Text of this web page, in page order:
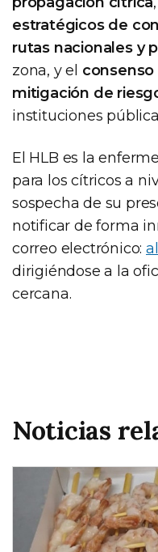
estratégicos de
rutas nacionales y
zona, y el
mitigación de
instituciones
El HLB es la
para los cítricos a
sospecha de su
notificar de forma
correo electrónico:
dirigiéndose a la
cercana.
Noticias